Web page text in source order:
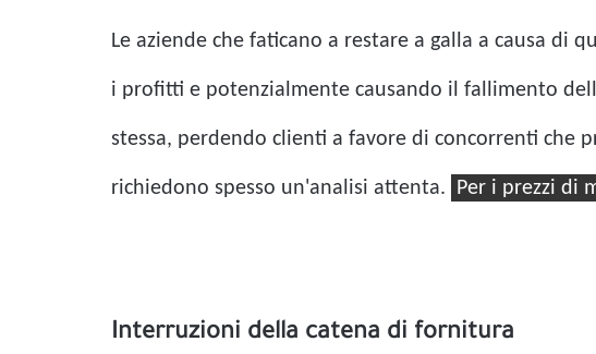
Le aziende che faticano a restare a galla a causa di
i profitti e potenzialmente causando il fallimento
stessa, perdendo clienti a favore di concorrenti che
richiedono spesso un'analisi attenta. Per i prezzi di
Interruzioni della catena di fornitura